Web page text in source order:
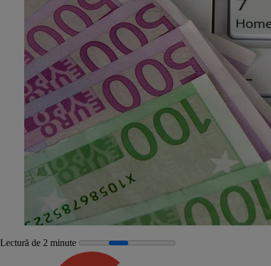
Lectură de 2 minute